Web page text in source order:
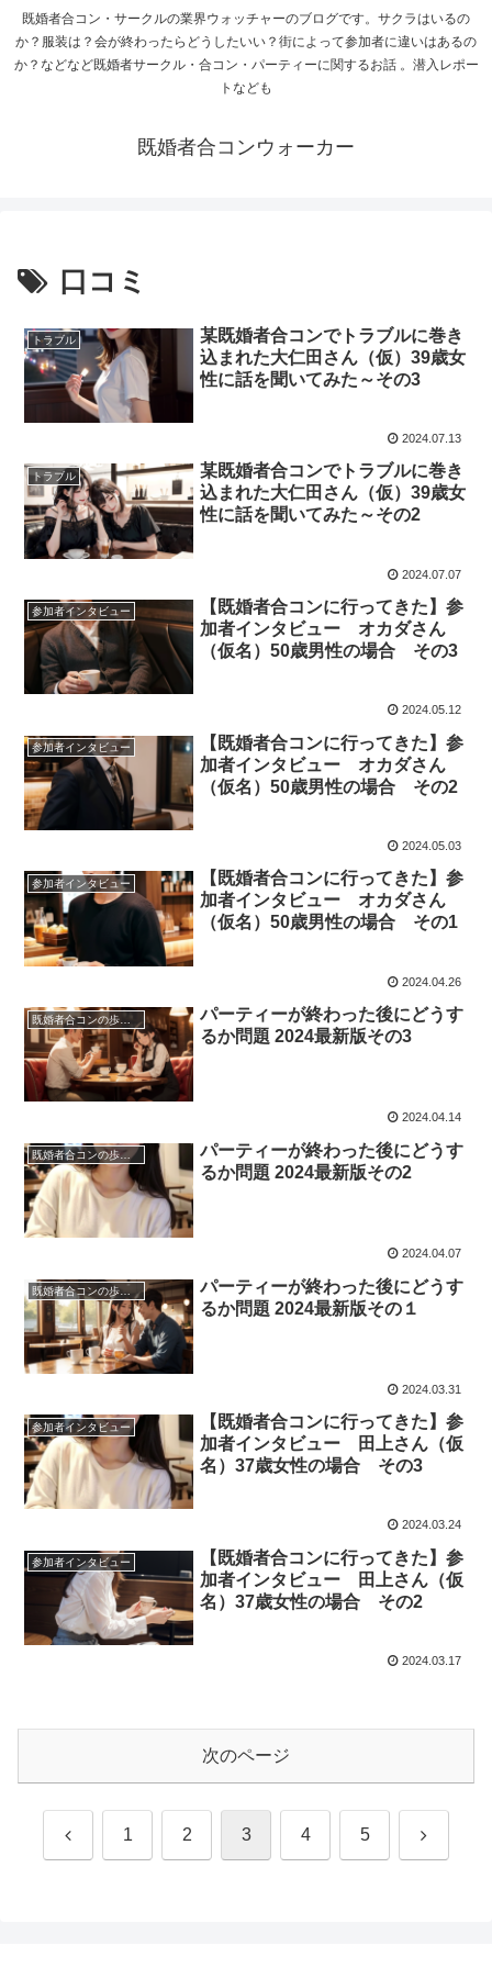
既婚者合コン・サークルの業界ウォッチャーのブログです。サクラはいるの
か？服装は？会が終わったらどうしたいい？街によって参加者に違いはあるの
か？などなど既婚者サークル・合コン・パーティーに関するお話 。潜入レポー
トなども
既婚者合コンウォーカー
口コミ
トラブル
某既婚者合コンでトラブルに巻き
込まれた大仁田さん（仮）39歳女
性に話を聞いてみた～その3
2024.07.13
トラブル
某既婚者合コンでトラブルに巻き
込まれた大仁田さん（仮）39歳女
性に話を聞いてみた～その2
2024.07.07
参加者インタビュー
【既婚者合コンに行ってきた】参
加者インタビュー オカダさん
（仮名）50歳男性の場合 その3
2024.05.12
参加者インタビュー
【既婚者合コンに行ってきた】参
加者インタビュー オカダさん
（仮名）50歳男性の場合 その2
2024.05.03
参加者インタビュー
【既婚者合コンに行ってきた】参
加者インタビュー オカダさん
（仮名）50歳男性の場合 その1
2024.04.26
既婚者合コンの歩き方
パーティーが終わった後にどうす
るか問題 2024最新版その3
2024.04.14
既婚者合コンの歩き方
パーティーが終わった後にどうす
るか問題 2024最新版その2
2024.04.07
既婚者合コンの歩き方
パーティーが終わった後にどうす
るか問題 2024最新版その１
2024.03.31
参加者インタビュー
【既婚者合コンに行ってきた】参
加者インタビュー 田上さん（仮
名）37歳女性の場合 その3
2024.03.24
参加者インタビュー
【既婚者合コンに行ってきた】参
加者インタビュー 田上さん（仮
名）37歳女性の場合 その2
2024.03.17
次のページ
前 1 2 3 4 5 次